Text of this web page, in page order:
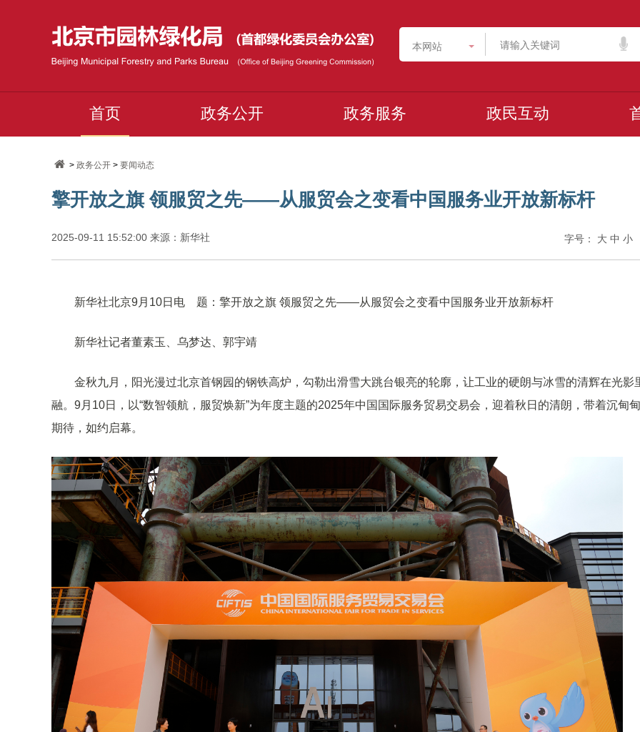
本网站
首页 政务公开 政务服务 政民互动
>政务公开 >要闻动态
擎开放之旗 领服贸之先——从服贸会之变看中国服务业开放新标杆
字号： 大 中 小
2025-09-11 15:52:00 来源：新华社
新华社北京9月10日电 题：擎开放之旗 领服贸之先——从服贸会之变看中国服务业开放新标杆
新华社记者董素玉、乌梦达、郭宇靖
金秋九月，阳光漫过北京首钢园的钢铁高炉，勾勒出滑雪大跳台银亮的轮廓，让工业的硬朗与冰雪的清辉在光影
融。9月10日，以“数智领航，服贸焕新”为年度主题的2025年中国国际服务贸易交易会，迎着秋日的清朗，带着沉甸
期待，如约启幕。